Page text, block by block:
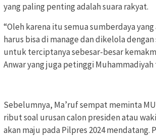
yang paling penting adalah suara rakyat.
“Oleh karena itu semua sumberdaya
harus bisa di manage dan dikelola
untuk terciptanya sebesar-besar
Anwar yang juga petinggi
Sebelumnya, Ma’ruf sempat meminta
ribut soal urusan calon presiden atau
akan maju pada Pilpres 2024 mendatang.